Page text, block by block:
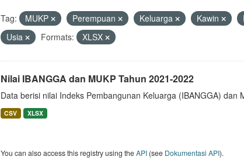
Tag: MUKP Perempuan Keluarga Kawin
Usia
Formats: XLSX
Nilai IBANGGA dan MUKP Tahun 2021-2022
Data berisi nilai Indeks Pembangunan Keluarga (IBANGGA) dan
CSV XLSX
You can also access this registry using theAPI(see Dokumentasi API).